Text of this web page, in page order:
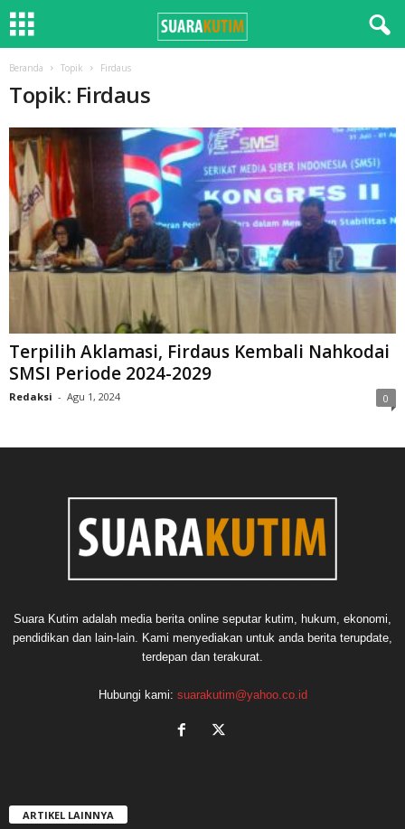
Beranda Topik Firdaus
Topik: Firdaus
Terpilih Aklamasi, Firdaus Kembali Nahkodai
SMSI Periode 2024-2029
Redaksi - Agu 1, 2024 0
Suara Kutim adalah media berita online seputar kutim, hukum, ekonomi,
pendidikan dan lain-lain. Kami menyediakan untuk anda berita terupdate,
terdepan dan terakurat.
Hubungi kami: suarakutim@yahoo.co.id
ARTIKEL LAINNYA